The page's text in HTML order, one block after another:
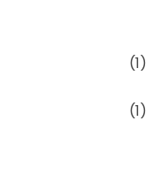
(1)
(1)